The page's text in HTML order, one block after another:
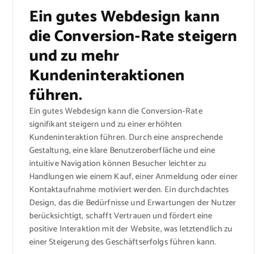
Ein gutes Webdesign kann
die Conversion-Rate steigern
und zu mehr
Kundeninteraktionen
führen.
Ein gutes Webdesign kann die Conversion-Rate
signifikant steigern und zu einer erhöhten
Kundeninteraktion führen. Durch eine ansprechende
Gestaltung, eine klare Benutzeroberfläche und eine
intuitive Navigation können Besucher leichter zu
Handlungen wie einem Kauf, einer Anmeldung oder einer
Kontaktaufnahme motiviert werden. Ein durchdachtes
Design, das die Bedürfnisse und Erwartungen der Nutzer
berücksichtigt, schafft Vertrauen und fördert eine
positive Interaktion mit der Website, was letztendlich zu
einer Steigerung des Geschäftserfolgs führen kann.